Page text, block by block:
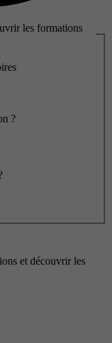
les formations
?
et découvrir les